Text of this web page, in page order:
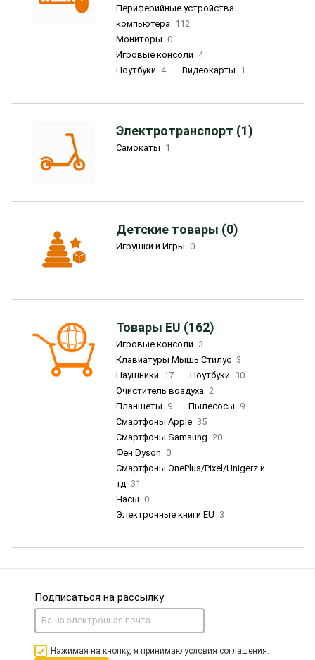
Периферийные устройства
компьютера 112
Мониторы 0
Игровые консоли 4
Ноутбуки 4 Видеокарты 1
Электротранспорт (1)
Самокаты 1
Детские товары (0)
Игрушки и Игры 0
Товары EU (162)
Игровые консоли 3
Клавиатуры Мышь Стилус 3
Наушники 17 Ноутбуки 30
Очиститель воздуха 2
Планшеты 9 Пылесосы 9
Смартфоны Apple 35
Смартфоны Samsung 20
Фен Dyson 0
Смартфоны OnePlus/Pixel/Unigerz и
тд 31
Часы 0
Электронные книги EU 3
Подписаться на рассылку
Нажимая на кнопку, я принимаю условия соглашения.